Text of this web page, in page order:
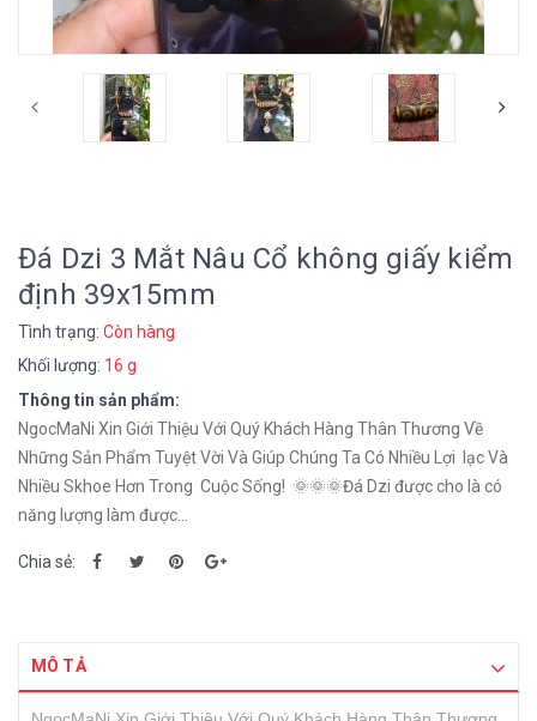
Đá Dzi 3 Mắt Nâu Cổ không giấy kiểm
định 39x15mm
Tình trạng: Còn hàng
Khối lượng: 16 g
Thông tin sản phẩm:
NgocMaNi Xin Giới Thiệu Với Quý Khách Hàng Thân Thương Về
Những Sản Phẩm Tuyệt Vời Và Giúp Chúng Ta Có Nhiều Lợi lạc Và
Nhiều Skhoe Hơn Trong Cuộc Sống! 🌞🌞🌞Đá Dzi được cho là có
năng lượng làm được...
Chia sẻ:
MÔ TẢ